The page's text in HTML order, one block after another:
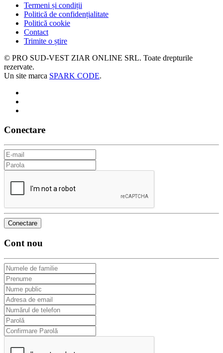
Termeni și condiții
Politică de confidențialitate
Politică cookie
Contact
Trimite o știre
© PRO SUD-VEST ZIAR ONLINE SRL. Toate drepturile
rezervate.
Un site marca SPARK CODE.
Conectare
Cont nou